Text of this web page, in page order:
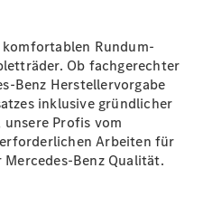
Rundum-
Ob fachgerechter
Benz Herstellervorgabe
inklusive gründlicher
Profis vom
Arbeiten für
Benz Qualität.